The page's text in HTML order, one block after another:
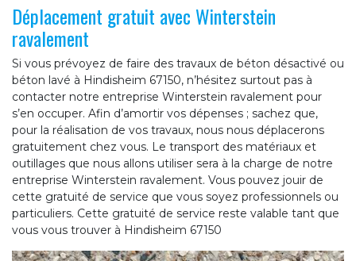
Déplacement gratuit avec Winterstein
ravalement
Si vous prévoyez de faire des travaux de béton désactivé ou
béton lavé à Hindisheim 67150, n’hésitez surtout pas à
contacter notre entreprise Winterstein ravalement pour
s’en occuper. Afin d’amortir vos dépenses ; sachez que,
pour la réalisation de vos travaux, nous nous déplacerons
gratuitement chez vous. Le transport des matériaux et
outillages que nous allons utiliser sera à la charge de notre
entreprise Winterstein ravalement. Vous pouvez jouir de
cette gratuité de service que vous soyez professionnels ou
particuliers. Cette gratuité de service reste valable tant que
vous vous trouver à Hindisheim 67150